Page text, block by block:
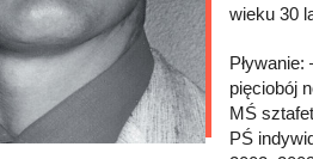
wieku 30
pięciobój
MŚ
PŚ